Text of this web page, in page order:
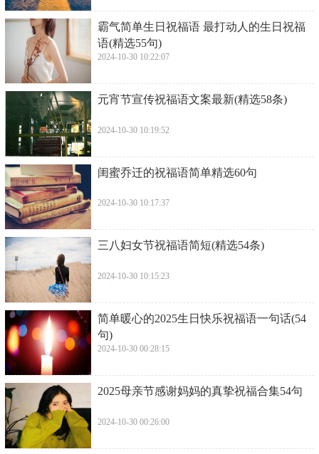
​霸气简单生日祝福语 最打动人的生日祝福
语(精选55句)
2024-10-30 10:22:07
​元宵节宣传祝福语文案最新(精选58条)
2024-10-30 10:19:52
​闺蜜乔迁的祝福语简单精选60句
2024-10-30 10:17:37
​三八妇女节祝福语简短(精选54条)
2024-10-30 10:15:23
​简单暖心的2025生日快乐祝福语一句话(54
句)
2024-10-30 00:28:15
​2025母亲节感谢妈妈的真挚祝福合集54句
2024-10-30 00:26:00